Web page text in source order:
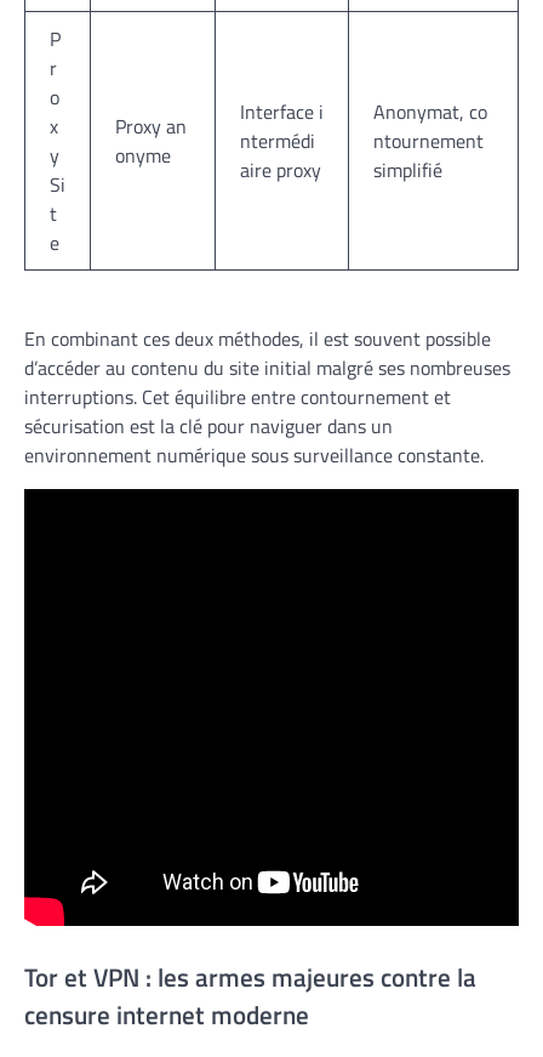
P
r
o
x
y
Si
t
e
Proxy an
onyme
Interface i
ntermédi
aire proxy
Anonymat, co
ntournement
simplifié
En combinant ces deux méthodes, il est souvent possible
d’accéder au contenu du site initial malgré ses nombreuses
interruptions. Cet équilibre entre contournement et
sécurisation est la clé pour naviguer dans un
environnement numérique sous surveillance constante.
Tor et VPN : les armes majeures contre la
censure internet moderne